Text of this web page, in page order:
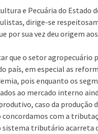
e Pecuária do Estado
dirige-se
por sua vez deu origem
que o setor agropecuário
país, em especial as
pois enquanto os
ao mercado interno
caso da
com a
sistema tributário acarreta